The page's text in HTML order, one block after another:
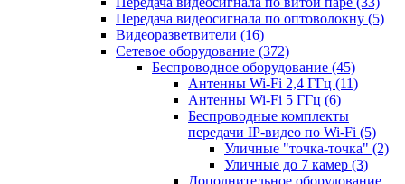
Передача видеосигнала по оптоволокну (5)
Видеоразветвители (16)
Сетевое оборудование (372)
Беспроводное оборудование (45)
Антенны Wi-Fi 2,4 ГГц (11)
Антенны Wi-Fi 5 ГГц (6)
Беспроводные комплекты
передачи IP-видео по Wi-Fi (5)
Уличные "точка-точка" (2)
Уличные до 7 камер (3)
Дополнительное оборудование